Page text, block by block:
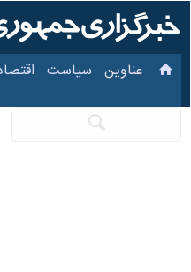
عناوین‌ سیاست اقتصاد